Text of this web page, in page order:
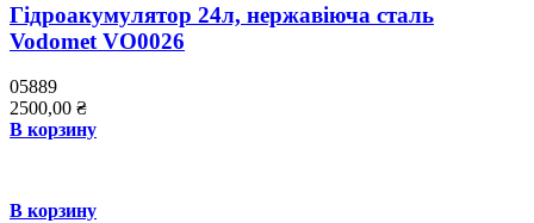
Гідроакумулятор 24л, нержавіюча сталь
Vodomet VO0026
05889
2500,00 ₴
В корзину
В корзину